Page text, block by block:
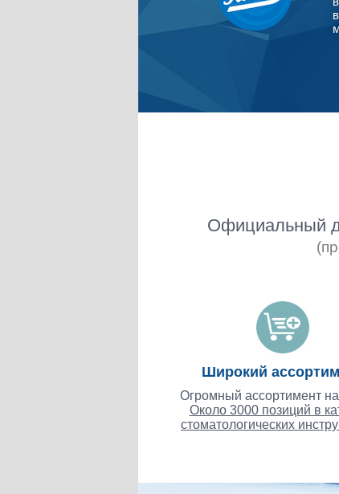
Официальный
Широкий
Огромный ассортимент
Около 3000 позиций в
стоматологических